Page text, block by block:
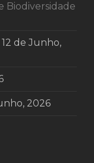
Biodiversidade
12 de Junho,
2026